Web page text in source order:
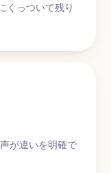
くっついて残り
が違いを明確で